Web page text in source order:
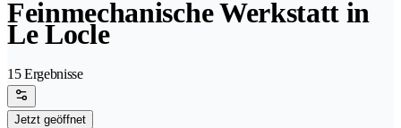
Feinmechanische Werkstatt in
Le Locle
15 Ergebnisse
Jetzt geöffnet